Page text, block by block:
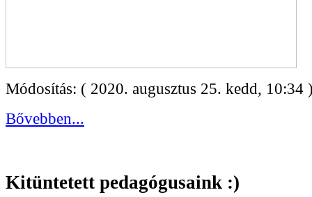
Módosítás: ( 2020. augusztus 25. kedd, 10:34
Bővebben...
Kitüntetett pedagógusaink :)